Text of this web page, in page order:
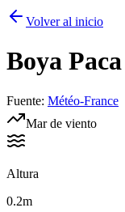
Volver al inicio
Boya Paca
Fuente: Météo-France
Mar de viento
Altura
0.2m